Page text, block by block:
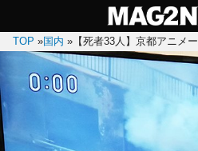
TOP »国内 » 【死者33人】京都アニメ